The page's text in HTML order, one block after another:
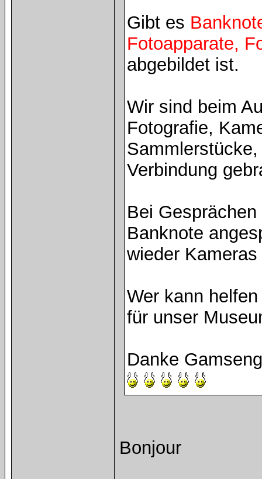
Gibt es
Fotoapparate,
abgebildet ist.
Wir sind beim
Fotografie,
Verbindung
Bei
Banknote
wieder
Wer kann
für unser
Danke
Bonjour